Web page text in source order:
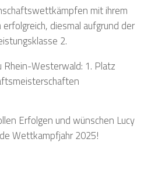
mit ihrem
diesmal aufgrund der
2.
Rhein-Westerwald: 1. Platz
Erfolgen und wünschen Lucy
Wettkampfjahr 2025!